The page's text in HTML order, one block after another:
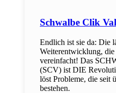
Schwalbe Clik
Endlich ist sie da: Die
Weiterentwicklung,
vereinfacht! Das
(SCV) ist DIE
löst Probleme, die seit
bestehen.